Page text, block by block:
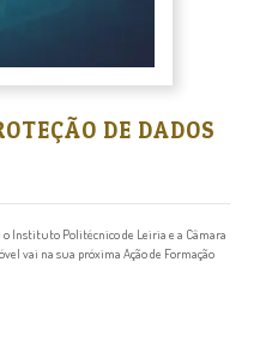
DE DADOS
Instituto Politécnico de Leiria e a Câmara
vai na sua próxima Ação de Formação